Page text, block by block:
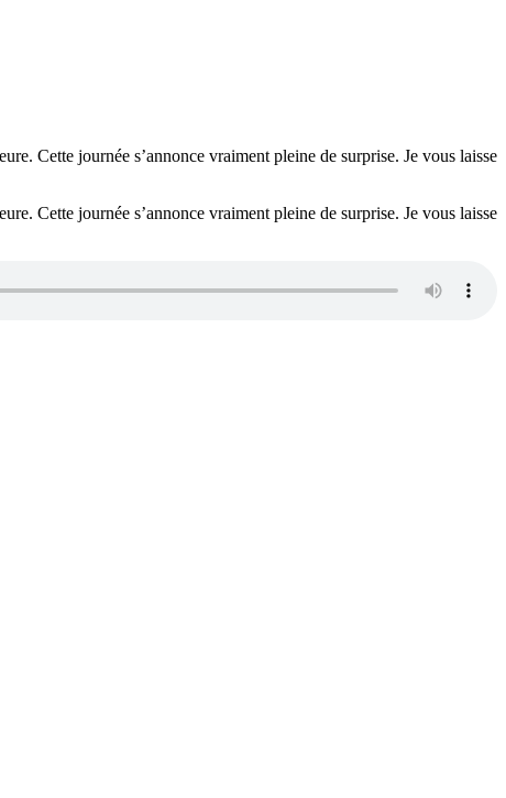
Cette journée s’annonce vraiment pleine de surprise. Je vous laisse
Cette journée s’annonce vraiment pleine de surprise. Je vous laisse